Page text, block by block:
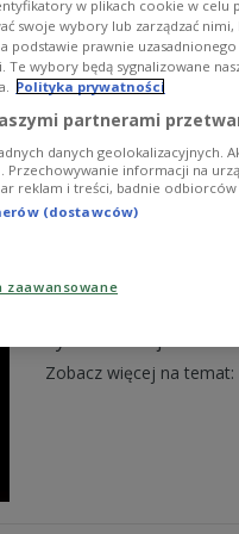
Jak Berlioz i
koncertu, którego
Zobacz więcej na temat:
"Satyricon" z
Zapraszamy na
Zobacz więcej na temat:
w plikach cookie w celu
swoje wybory lub zarządzać
podstawie prawnie
Te wybory będą sygnalizowane
Polityka prywatności
partnerami
danych geolokalizacyjnych.
Przechowywanie informacji na
reklam i treści, badnie odbiorców
(dostawców)
zaawansowane